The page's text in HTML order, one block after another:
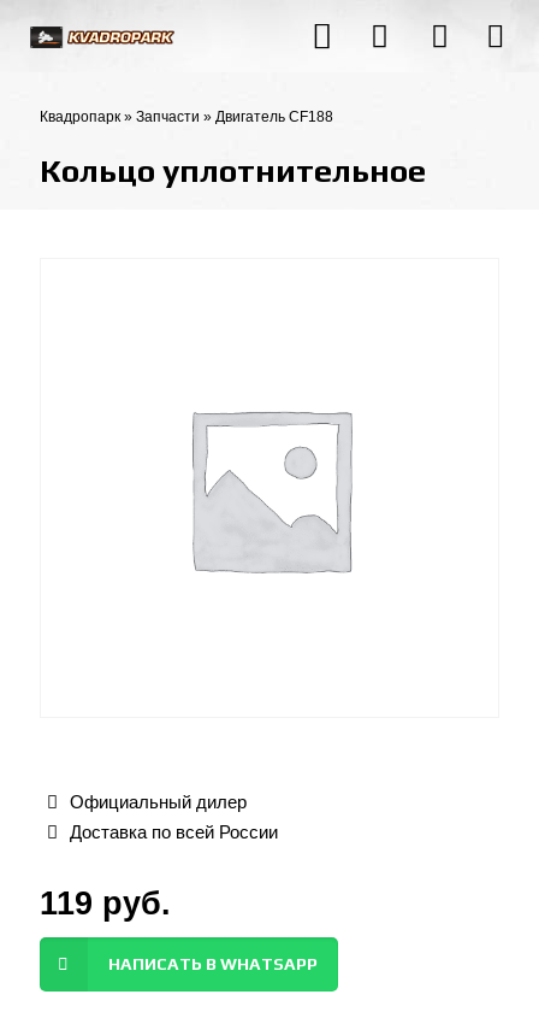
Квадропарк » Запчасти » Двигатель CF188
Кольцо уплотнительное
Официальный дилер
Доставка по всей России
119 руб.
НАПИСАТЬ В WHATSAPP